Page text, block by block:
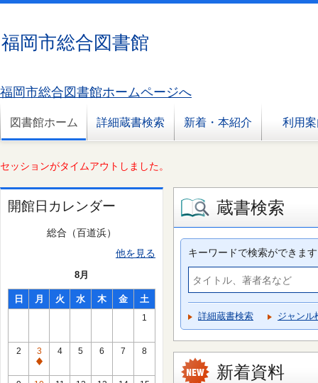
福岡市総合図書館
福岡市総合図書館ホームページへ
図書館ホーム 詳細蔵書検索 新着・本紹介 利用
セッションがタイムアウトしました。
開館日カレンダー
総合（百道浜）
他を見る
8月
日 月 火 水 木 金 土
1
2
3
通
常
4 5 6 7 8
蔵書検索
キーワードで検索ができます
詳細蔵書検索 ジャンル
新着資料